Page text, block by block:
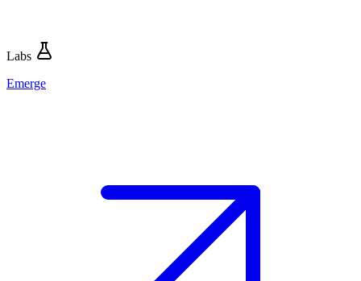
Labs
Emerge